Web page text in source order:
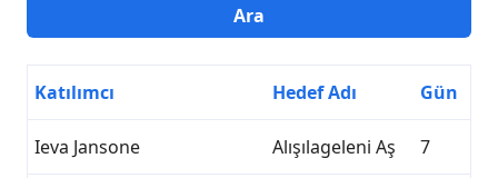
Katılımcı Hedef Adı Gün
Ieva Jansone Alışılageleni Aş 7